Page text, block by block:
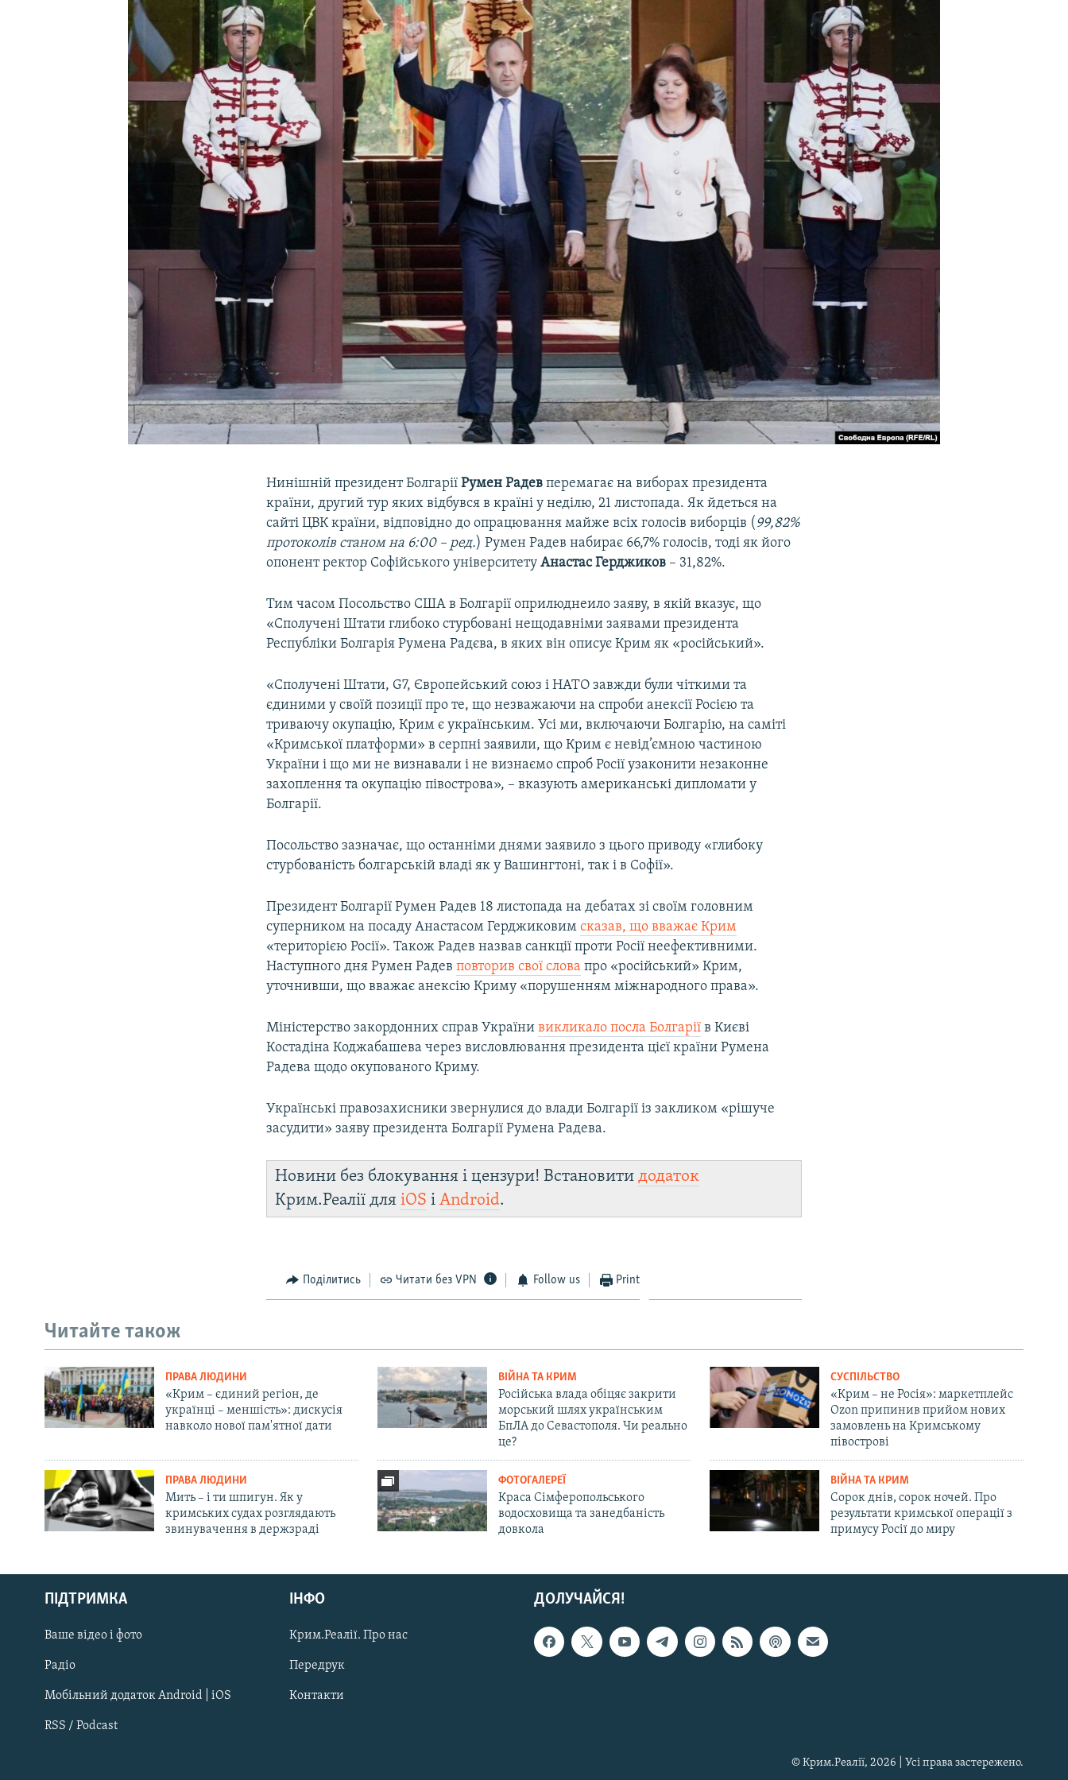
УКРАЇНСЬКА ПРОБЛЕМА КРИМУ
Русский
Qırımtatar
ДОЛУЧАЙСЯ!
Нинішній президент БолгаріїРумен Радев перемагає на виборах президента
країни, другий тур яких відбувся в країні у неділю, 21 листопада. Як йдеться на
сайті ЦВК країни, відповідно до опрацювання майже всіх голосів виборців ( 99,82%
протоколів станом на 6:00 – ред.) Румен Радев набирає 66,7% голосів, тоді як його
опонент ректор Софійського університетуАнастас Герджиков – 31,82%.
Тим часом Посольство США в Болгарії оприлюднеило заяву, в якій вказує, що
«Сполучені Штати глибоко стурбовані нещодавніми заявами президента
Республіки Болгарія Румена Радєва, в яких він описує Крим як «російський».
«Сполучені Штати, G7, Європейський союз і НАТО завжди були чіткими та
єдиними у своїй позиції про те, що незважаючи на спроби анексії Росією та
триваючу окупацію, Крим є українським. Усі ми, включаючи Болгарію, на саміті
«Кримської платформи» в серпні заявили, що Крим є невід’ємною частиною
України і що ми не визнавали і не визнаємо спроб Росії узаконити незаконне
захоплення та окупацію півострова», – вказують американські дипломати у
Болгарії.
Посольство зазначає, що останніми днями заявило з цього приводу «глибоку
стурбованість болгарській владі як у Вашингтоні, так і в Софії».
Президент Болгарії Румен Радев 18 листопада на дебатах зі своїм головним
суперником на посаду Анастасом Герджиковимсказав, що вважає Крим
«територією Росії». Також Радев назвав санкції проти Росії неефективними.
Наступного дня Румен Радевповторив свої слова про «російський» Крим,
уточнивши, що вважає анексію Криму «порушенням міжнародного права».
Міністерство закордонних справ Українивикликало посла Болгарії в Києві
Костадіна Коджабашева через висловлювання президента цієї країни Румена
Радева щодо окупованого Криму.
Українські правозахисники звернулися до влади Болгарії із закликом «рішуче
засудити» заяву президента Болгарії Румена Радева.
Новини без блокування і цензури! Встановитидодаток
Крим.Реалії дляiOS іAndroid.
Поділитись Читати без VPN Follow us Print
Читайте також
ПРАВА ЛЮДИНИ
«Крим – єдиний регіон, де
українці – меншість»: дискусія
навколо нової пам'ятної дати
ВІЙНА ТА КРИМ
Російська влада обіцяє закрити
морський шлях українським
БпЛА до Севастополя. Чи реально
це?
СУСПІЛЬСТВО
«Крим – не Росія»: маркетплейс
Ozon припинив прийом нових
замовлень на Кримському
півострові
ПРАВА ЛЮДИНИ
Мить – і ти шпигун. Як у
кримських судах розглядають
звинувачення в держзраді
ФОТОГАЛЕРЕЇ
Краса Сімферопольського
водосховища та занедбаність
довкола
ВІЙНА ТА КРИМ
Сорок днів, сорок ночей. Про
результати кримської операції з
примусу Росії до миру
ДОЛУЧАЙСЯ!
ПІДТРИМКА
Ваше відео і фото
Радіо
Мобільний додаток Android | iOS
RSS / Podcast
ІНФО
Крим.Реалії. Про нас
Передрук
Контакти
© Крим.Реалії, 2026 | Усі права застережено.